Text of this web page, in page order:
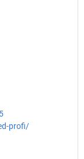
profi/